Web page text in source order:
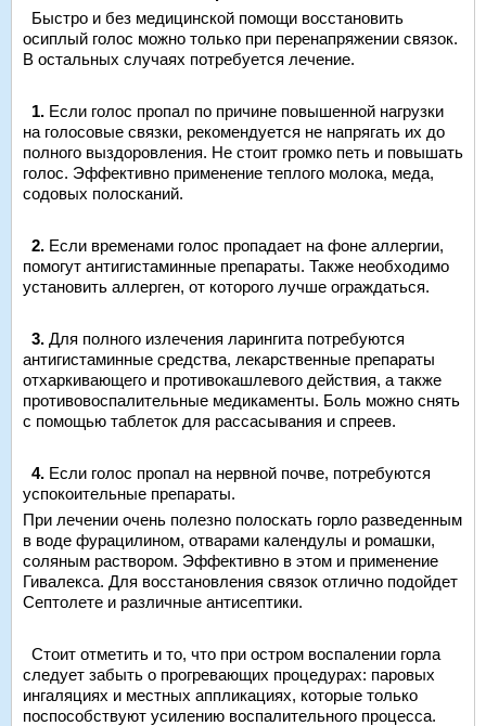
Быстро и без медицинской помощи восстановить
осиплый голос можно только при перенапряжении связок.
В остальных случаях потребуется лечение.
1. Если голос пропал по причине повышенной нагрузки
на голосовые связки, рекомендуется не напрягать их до
полного выздоровления. Не стоит громко петь и повышать
голос. Эффективно применение теплого молока, меда,
содовых полосканий.
2. Если временами голос пропадает на фоне аллергии,
помогут антигистаминные препараты. Также необходимо
установить аллерген, от которого лучше ограждаться.
3. Для полного излечения ларингита потребуются
антигистаминные средства, лекарственные препараты
отхаркивающего и противокашлевого действия, а также
противовоспалительные медикаменты. Боль можно снять
с помощью таблеток для рассасывания и спреев.
4. Если голос пропал на нервной почве, потребуются
успокоительные препараты.
При лечении очень полезно полоскать горло разведенным
в воде фурацилином, отварами календулы и ромашки,
соляным раствором. Эффективно в этом и применение
Гивалекса. Для восстановления связок отлично подойдет
Септолете и различные антисептики.
Стоит отметить и то, что при остром воспалении горла
следует забыть о прогревающих процедурах: паровых
ингаляциях и местных аппликациях, которые только
поспособствуют усилению воспалительного процесса.